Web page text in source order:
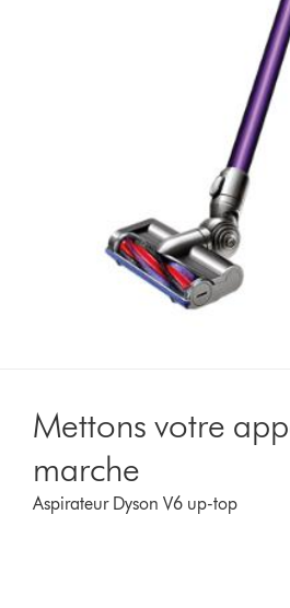
Mettons votre
marche
Aspirateur Dyson V6 up-top